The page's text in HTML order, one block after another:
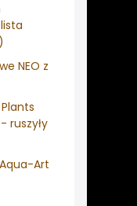
NEO z
ruszyły
Art